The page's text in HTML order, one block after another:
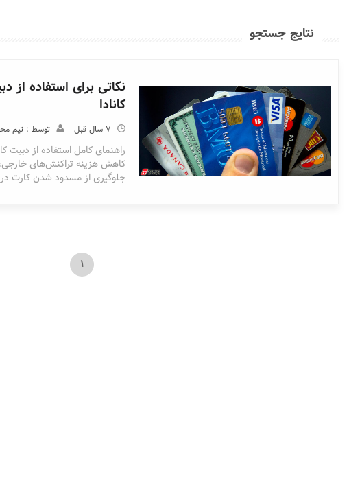
نتایج جستجو
نکاتی برای استفاده از
کانادا
7 سال قبل توسط : تیم
راهنمای کامل استفاده از دبیت
کاهش هزینه تراکنش‌های
جلوگیری از مسدود شدن کارت
1